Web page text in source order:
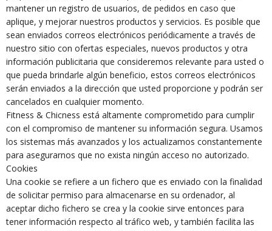
mantener un registro de usuarios, de pedidos en caso que
aplique, y mejorar nuestros productos y servicios. Es posible que
sean enviados correos electrónicos periódicamente a través de
nuestro sitio con ofertas especiales, nuevos productos y otra
información publicitaria que consideremos relevante para usted o
que pueda brindarle algún beneficio, estos correos electrónicos
serán enviados a la dirección que usted proporcione y podrán ser
cancelados en cualquier momento.
Fitness & Chicness está altamente comprometido para cumplir
con el compromiso de mantener su información segura. Usamos
los sistemas más avanzados y los actualizamos constantemente
para asegurarnos que no exista ningún acceso no autorizado.
Cookies
Una cookie se refiere a un fichero que es enviado con la finalidad
de solicitar permiso para almacenarse en su ordenador, al
aceptar dicho fichero se crea y la cookie sirve entonces para
tener información respecto al tráfico web, y también facilita las